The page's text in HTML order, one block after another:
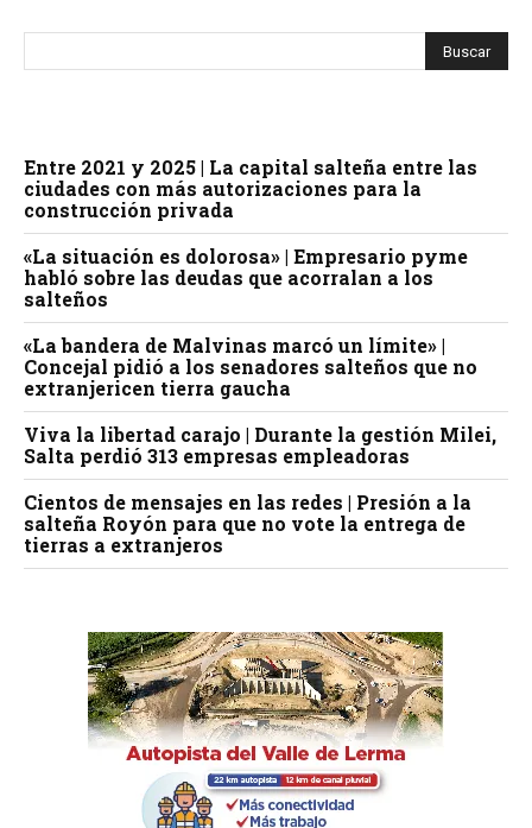
Entre 2021 y 2025 | La capital salteña entre las
ciudades con más autorizaciones para la
construcción privada
«La situación es dolorosa» | Empresario pyme
habló sobre las deudas que acorralan a los
salteños
«La bandera de Malvinas marcó un límite» |
Concejal pidió a los senadores salteños que no
extranjericen tierra gaucha
Viva la libertad carajo | Durante la gestión Milei,
Salta perdió 313 empresas empleadoras
Cientos de mensajes en las redes | Presión a la
salteña Royón para que no vote la entrega de
tierras a extranjeros